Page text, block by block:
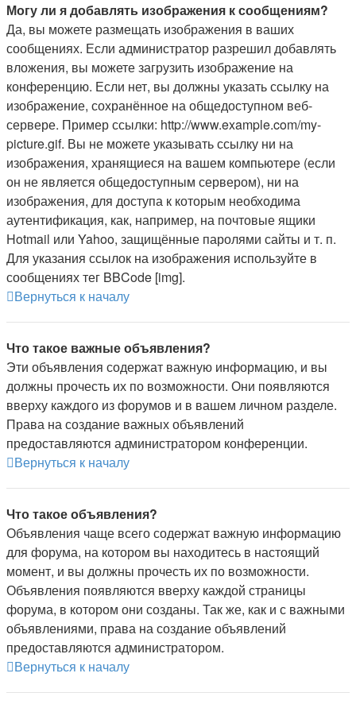
Могу ли я добавлять изображения к сообщениям?
Да, вы можете размещать изображения в ваших
сообщениях. Если администратор разрешил добавлять
вложения, вы можете загрузить изображение на
конференцию. Если нет, вы должны указать ссылку на
изображение, сохранённое на общедоступном веб-
сервере. Пример ссылки: http://www.example.com/my-
picture.gif. Вы не можете указывать ссылку ни на
изображения, хранящиеся на вашем компьютере (если
он не является общедоступным сервером), ни на
изображения, для доступа к которым необходима
аутентификация, как, например, на почтовые ящики
Hotmail или Yahoo, защищённые паролями сайты и т. п.
Для указания ссылок на изображения используйте в
сообщениях тег BBCode [img].
Вернуться к началу
Что такое важные объявления?
Эти объявления содержат важную информацию, и вы
должны прочесть их по возможности. Они появляются
вверху каждого из форумов и в вашем личном разделе.
Права на создание важных объявлений
предоставляются администратором конференции.
Вернуться к началу
Что такое объявления?
Объявления чаще всего содержат важную информацию
для форума, на котором вы находитесь в настоящий
момент, и вы должны прочесть их по возможности.
Объявления появляются вверху каждой страницы
форума, в котором они созданы. Так же, как и с важными
объявлениями, права на создание объявлений
предоставляются администратором.
Вернуться к началу